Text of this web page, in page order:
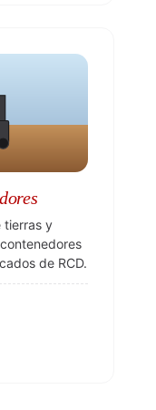
tierras y
de RCD.